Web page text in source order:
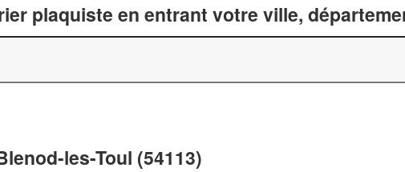
plaquiste en entrant votre ville,
les-Toul (54113)